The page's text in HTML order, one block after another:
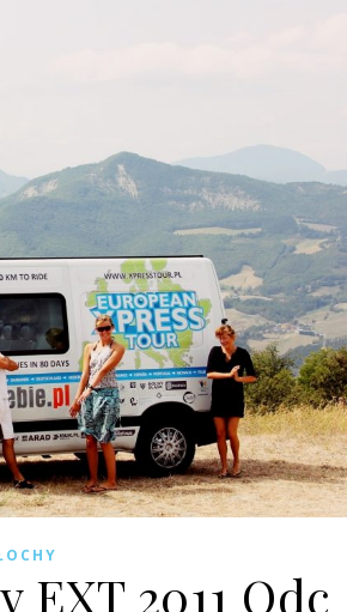
EXT 2011 Odc